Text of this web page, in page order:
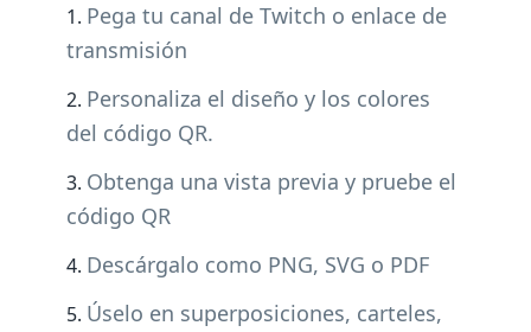
Pega tu canal de Twitch o enlace de
transmisión
Personaliza el diseño y los colores
del código QR.
Obtenga una vista previa y pruebe el
código QR
Descárgalo como PNG, SVG o PDF
Úselo en superposiciones, carteles,